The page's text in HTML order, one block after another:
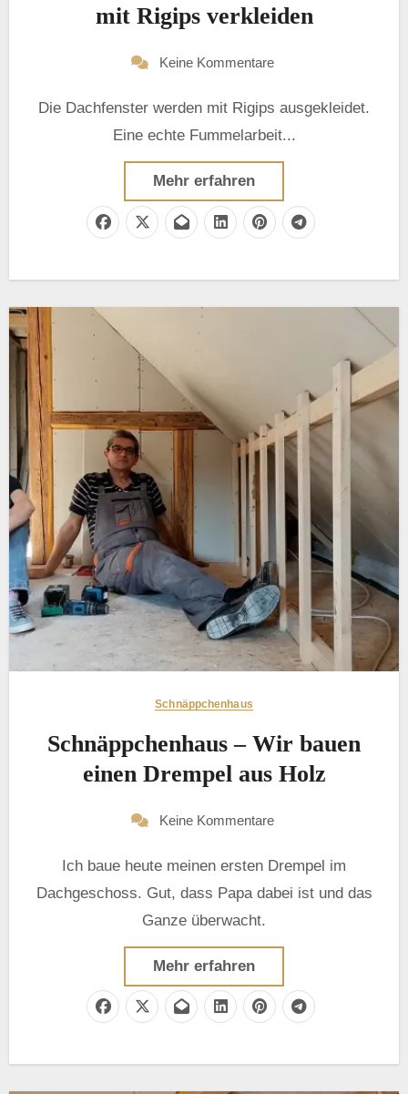
mit Rigips verkleiden
Keine Kommentare
Die Dachfenster werden mit Rigips ausgekleidet.
Eine echte Fummelarbeit...
Mehr erfahren
Schnäppchenhaus
Schnäppchenhaus – Wir bauen
einen Drempel aus Holz
Keine Kommentare
Ich baue heute meinen ersten Drempel im
Dachgeschoss. Gut, dass Papa dabei ist und das
Ganze überwacht.
Mehr erfahren